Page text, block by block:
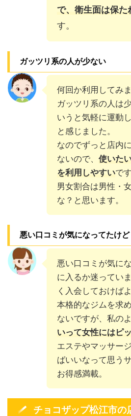
で、衛生面は保た
す。
ガッツリ系の人が少ない
何回か利用してみ
ガッツリ系の人は
いうと気軽に運動
と感じました。
なのでずっと店内
ないので、 使いた
を利用しやすいです
男女割合は男性・
な？と思います。
悪い口コミが気になってたけど
悪い口コミが気に
に入るか迷ってい
く入会しておけば
本格的なジムを求
ないですが、私の
いって女性にはピ
エステやマッサー
ばいいなって思う
お得感満載。
チョコザップ松江市の